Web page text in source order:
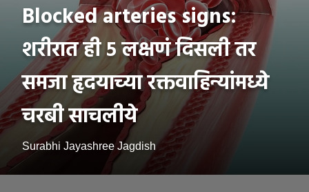
Blocked arteries signs:
शरीरात ही ५ लक्षणं दिसली तर
समजा हृदयाच्या रक्तवाहिन्यांमध्ये
चरबी साचलीये
Surabhi Jayashree Jagdish